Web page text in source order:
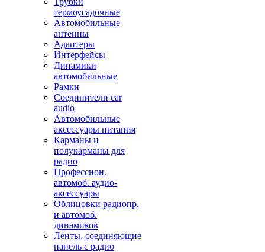
термоусадочные
Автомобильные
антенны
Адаптеры
Интерфейсы
Динамики
автомобильные
Рамки
Соединители car
audio
Автомобильные
аксессуары питания
Карманы и
полукарманы для
радио
Профессион.
автомоб. аудио-
аксессуары
Облицовки радиопр.
и автомоб.
динамиков
Ленты, соединяющие
панель с радио